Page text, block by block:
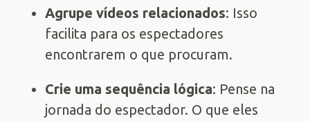
Agrupe vídeos relacionados: Isso
facilita para os espectadores
encontrarem o que procuram.
Crie uma sequência lógica: Pense na
jornada do espectador. O que eles